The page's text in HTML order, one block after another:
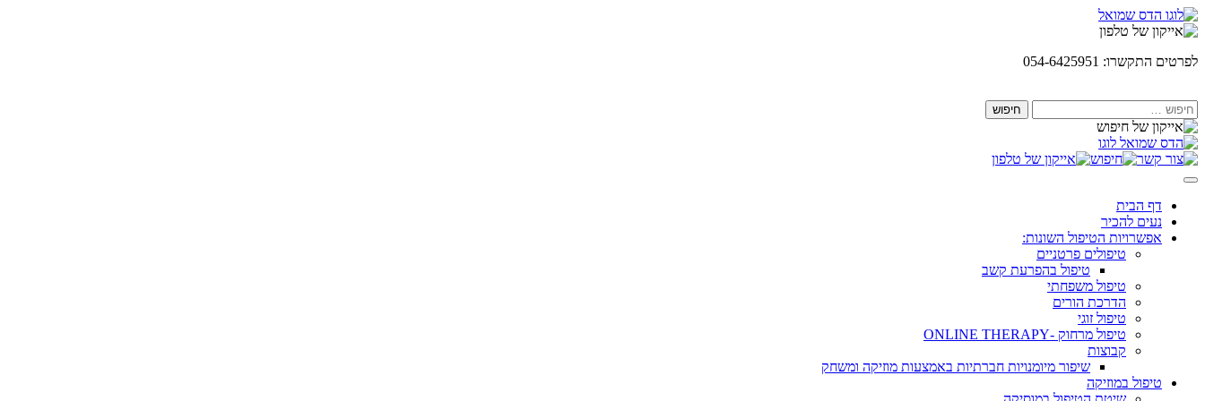
Skip
to
לפרטים התקשרו: 054-6425951
חיפוש:
דף הבית
נעים להכיר
אפשרויות הטיפול השונות:
טיפולים פרטניים
טיפול בהפרעת קשב
טיפול משפחתי
הדרכת הורים
טיפול זוגי
טיפול מרחוק -ONLINE THERAPY
קבוצות
שיפור מיומנויות חברתיות באמצעות מוזיקה ומשחק
טיפול במוזיקה